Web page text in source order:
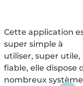
Cette application
super simple à
utiliser, super utile,
fiable, elle dispose
nombreux